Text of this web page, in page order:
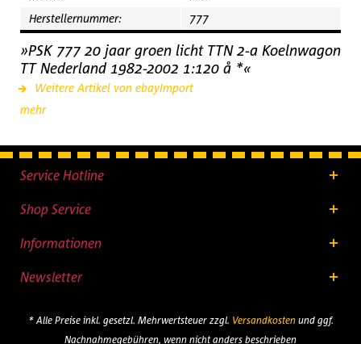
Herstellernummer:
777
»PSK 777 20 jaar groen licht TTN 2-a Koelnwagon
TT Nederland 1982-2002 1:120 å *«
Weitere Artikel von ebayImport
mehr
Service Hotline
Shop Service
Informationen
Newsletter
* Alle Preise inkl. gesetzl. Mehrwertsteuer zzgl. Versandkostenund ggf.
Nachnahmegebühren, wenn nicht anders beschrieben